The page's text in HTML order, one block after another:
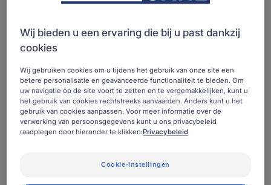
Educatieve
Gevoelige
Wij bieden u een ervaring die bij u past dankzij
cookies
Wij gebruiken cookies om u tijdens het gebruik van onze site een
betere personalisatie en geavanceerde functionaliteit te bieden. Om
uw navigatie op de site voort te zetten en te vergemakkelijken, kunt u
het gebruik van cookies rechtstreeks aanvaarden. Anders kunt u het
gebruik van cookies aanpassen. Voor meer informatie over de
verwerking van persoonsgegevens kunt u ons privacybeleid
raadplegen door hieronder te klikken:Privacybeleid
Cookie-instellingen